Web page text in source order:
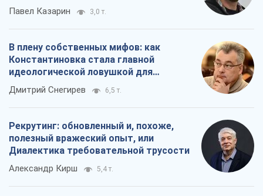
Павел Казарин 3,0 т.
В плену собственных мифов: как
Константиновка стала главной
идеологической ловушкой для
российских оккупантов
Дмитрий Снегирев 6,5 т.
Рекрутинг: обновленный и, похоже,
полезный вражеский опыт, или
Диалектика требовательной трусости
Александр Кирш 5,4 т.